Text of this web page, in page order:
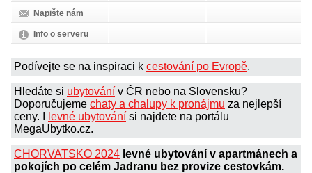
Napište nám
Info o serveru
Podívejte se na inspiraci k cestování po Evropě.
Hledáte si ubytování v ČR nebo na Slovensku?
Doporučujeme chaty a chalupy k pronájmu za nejlepší
ceny. I
levné ubytování si najdete na portálu
MegaUbytko.cz.
CHORVATSKO 2024 levné ubytování v apartmánech a
pokojích po celém Jadranu bez provize cestovkám.